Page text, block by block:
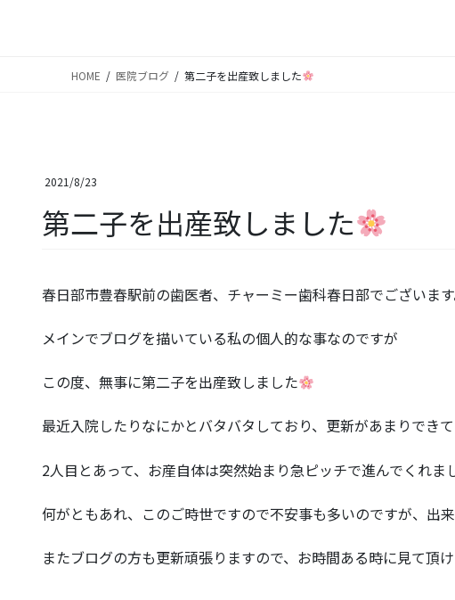
HOME 医院ブログ 第二子を出産致しました
2021/8/23
第二子を出産致しました
春日部市豊春駅前の歯医者、チャーミー歯科春日部でございます
メインでブログを描いている私の個人的な事なのですが
この度、無事に第二子を出産致しました
最近入院したりなにかとバタバタしており、更新があまりでき
2人目とあって、お産自体は突然始まり急ピッチで進んでくれま
何がともあれ、このご時世ですので不安事も多いのですが、出
またブログの方も更新頑張りますので、お時間ある時に見て頂